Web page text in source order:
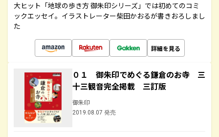
大ヒット「地球の歩き方 御朱印シリーズ」では初めてのコミ
ックエッセイ。イラストレーター柴田かおるが書きおろしまし
た
詳細を見る
０１ 御朱印でめぐる鎌倉のお寺 三
十三観音完全掲載 三訂版
御朱印
2019.08.07 発売